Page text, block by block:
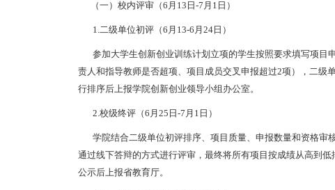
（一）校内评审（6月13日-7月1日）
1.二级单位初评（6月13-6月24日）
参加大学生创新创业训练计划立项的学生按照要求填写项目
责人和指导教师是否超项、项目成员交叉申报超过2项），二级
行排序后上报学院创新创业领导小组办公室。
2.校级终评（6月25日-7月1日）
学院结合二级单位初评排序、项目质量、申报数量和资格审
通过线下答辩的方式进行评审，最终将所有项目按成绩从高到
公示后上报省教育厅。